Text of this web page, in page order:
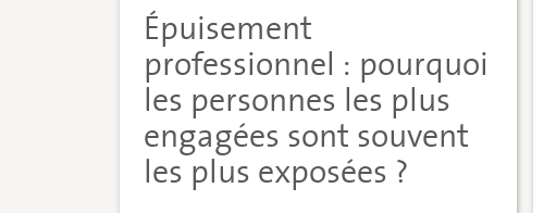
Épuisement
professionnel : pourquoi
les personnes les plus
engagées sont souvent
les plus exposées ?